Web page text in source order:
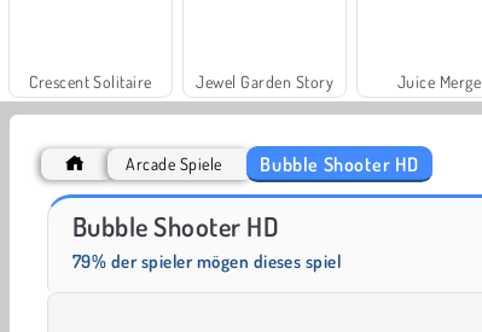
Crescent Solitaire Jewel Garden Story Juice Merge
Solitaire Social
Arcade Spiele Bubble Shooter HD
Bubble Shooter HD
79% der spieler mögen dieses spiel